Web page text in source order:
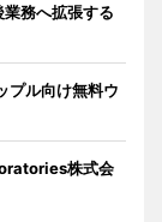
務へ拡張する
プル向け無料ウ
株式会